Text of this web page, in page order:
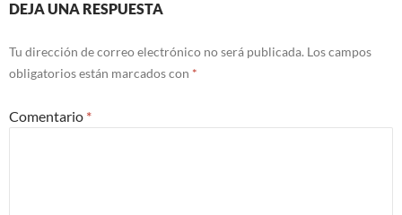
DEJA UNA RESPUESTA
Tu dirección de correo electrónico no será publicada. Los campos
obligatorios están marcados con *
Comentario *